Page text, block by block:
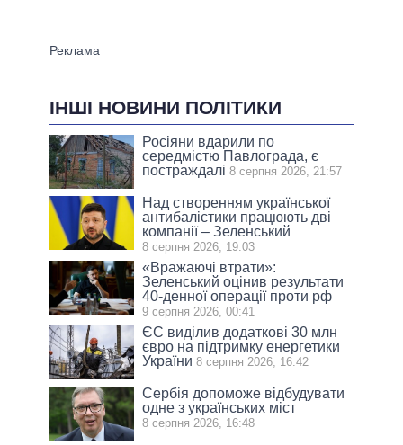
ІНШІ НОВИНИ ПОЛІТИКИ
Росіяни вдарили по
середмістю Павлограда, є
постраждалі 8 серпня 2026, 21:57
Над створенням української
антибалістики працюють дві
компанії – Зеленський
8 серпня 2026, 19:03
«Вражаючі втрати»:
Зеленський оцінив результати
40-денної операції проти рф
9 серпня 2026, 00:41
ЄС виділив додаткові 30 млн
євро на підтримку енергетики
України 8 серпня 2026, 16:42
Сербія допоможе відбудувати
одне з українських міст
8 серпня 2026, 16:48